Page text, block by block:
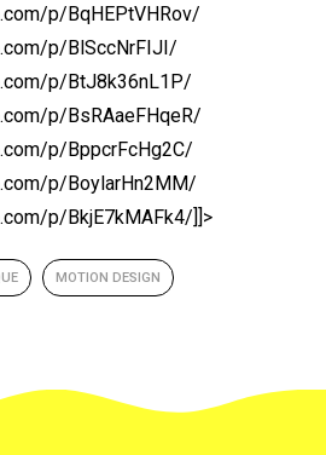
p/BqHEPtVHRov/
p/BlSccNrFIJI/
p/BtJ8k36nL1P/
p/BsRAaeFHqeR/
p/BppcrFcHg2C/
p/BoylarHn2MM/
p/BkjE7kMAFk4/]]>
MOTION DESIGN